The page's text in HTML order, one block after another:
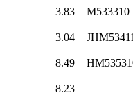
3.83 M533310
3.04
8.49
8.23